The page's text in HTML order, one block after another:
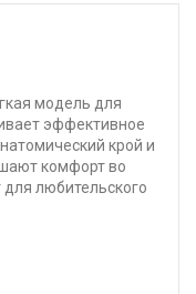
модель для
эффективное
крой и
комфорт во
любительского